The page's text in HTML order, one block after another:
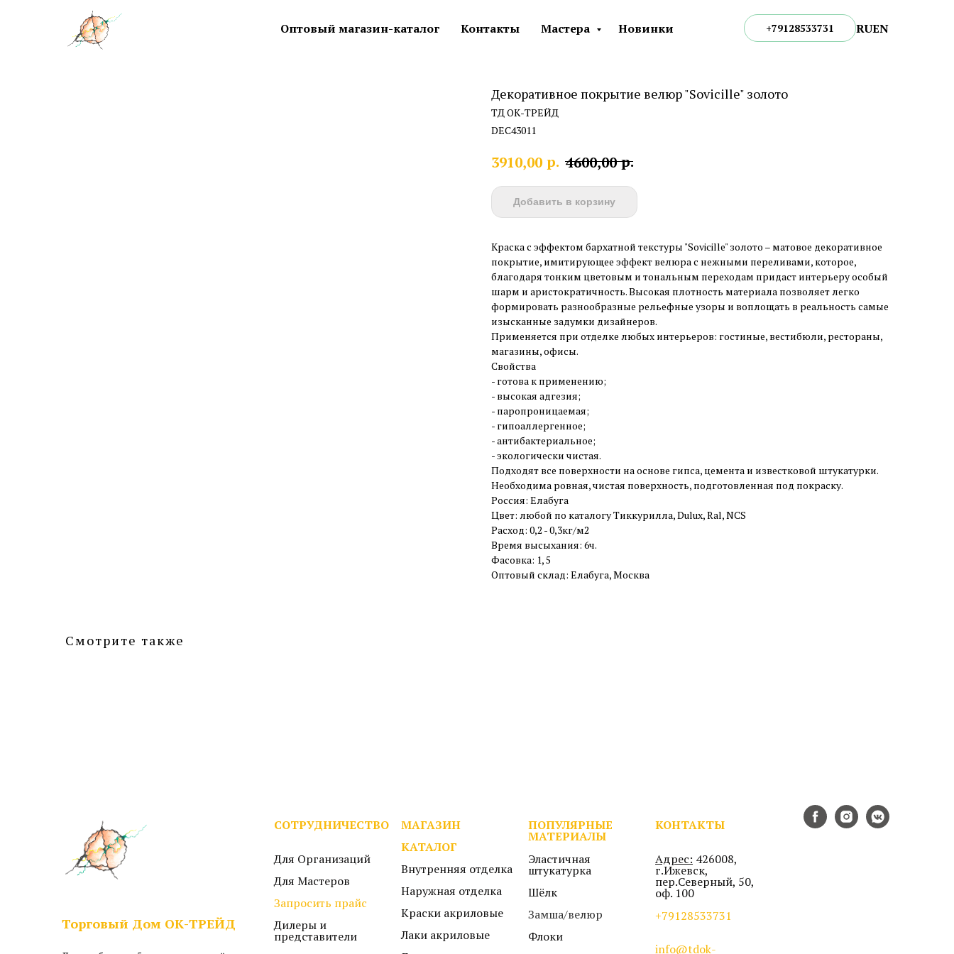
Оптовый магазин-каталог Контакты Мастера Новинки +79128533731 RUEN
Декоративное покрытие велюр "Sovicille" золото
ТД ОК-ТРЕЙД
DEC43011
3910,00 р. 4600,00 р.
Добавить в корзину
Краска с эффектом бархатной текстуры "Sovicille" золото – матовое декоративное
покрытие, имитирующее эффект велюра с нежными переливами, которое,
благодаря тонким цветовым и тональным переходам придаст интерьеру особый
шарм и аристократичность. Высокая плотность материала позволяет легко
формировать разнообразные рельефные узоры и воплощать в реальность самые
изысканные задумки дизайнеров.
Применяется при отделке любых интерьеров: гостиные, вестибюли, рестораны,
магазины, офисы.
Свойства
- готова к применению;
- высокая адгезия;
- паропроницаемая;
- гипоаллергенное;
- антибактериальное;
- экологически чистая.
Подходят все поверхности на основе гипса, цемента и известковой штукатурки.
Необходима ровная, чистая поверхность, подготовленная под покраску.
Россия: Елабуга
Цвет: любой по каталогу Тиккурилла, Dulux, Ral, NCS
Расход: 0,2 - 0,3кг/м2
Время высыхания: 6ч.
Фасовка: 1, 5
Оптовый склад: Елабуга, Москва
Смотрите также
Торговый Дом ОК-ТРЕЙД
СОТРУДНИЧЕСТВО
Для Организаций
Для Мастеров
Запросить прайс
Дилеры и
представители
МАГАЗИН
КАТАЛОГ
Внутренняя отделка
Наружная отделка
Краски акриловые
Лаки акриловые
ПОПУЛЯРНЫЕ
МАТЕРИАЛЫ
Эластичная
штукатурка
Шёлк
Замша/велюр
Флоки
КОНТАКТЫ
Адрес: 426008,
г.Ижевск,
пер.Северный, 50,
оф. 100
+79128533731
info@tdok-